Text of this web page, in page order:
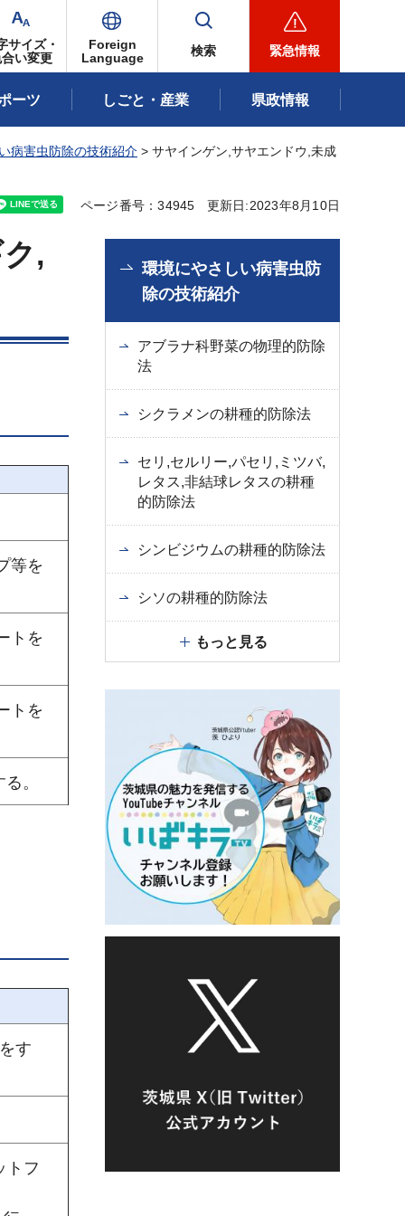
サイズ・
い変更
Foreign
Language
検索 緊急情報
ーツ しごと・産業 県政情報
病害虫防除の技術紹介 > サヤインゲン,サヤエンドウ,未成
ページ番号：34945 更新日:2023年8月10日
,
等を
トを
トを
。
す
トフ
環境にやさしい病害虫防
除の技術紹介
アブラナ科野菜の物理的防除
法
シクラメンの耕種的防除法
セリ,セルリー,パセリ,ミツバ,
レタス,非結球レタスの耕種
的防除法
シンビジウムの耕種的防除法
シソの耕種的防除法
もっと見る